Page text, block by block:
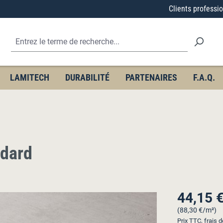
Clients
LAMITECH DURABILITÉ PARTENAIRES F.A.Q.
Prix régulier :
44,15 €
(88,30 €/m²)
Prix TTC, frais